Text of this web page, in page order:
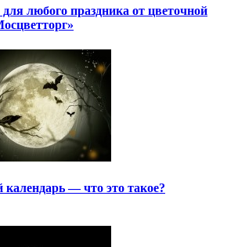
любого праздника от цветочной
— что это такое?